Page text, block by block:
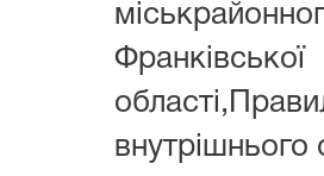
Франківської
внутрішнього